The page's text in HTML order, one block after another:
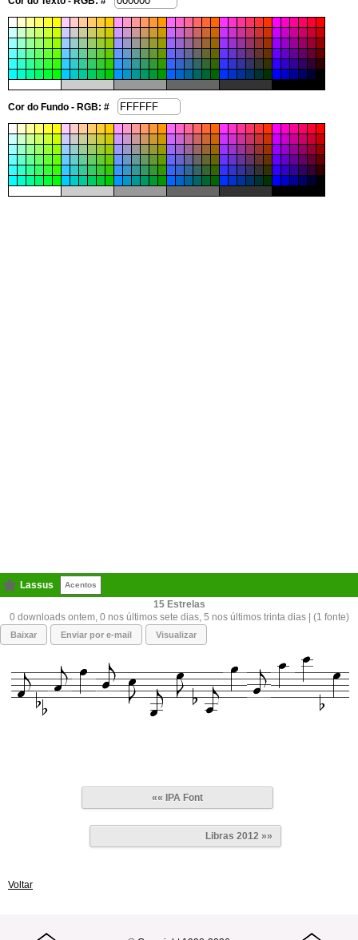
Cor do Fundo - RGB: #
Lassus Acentos
15
0 downloads ontem, 0 nos últimos sete dias, 5 nos últimos trinta dias | (1 fonte)
Baixar Enviar por e-mail Visualizar
«« IPA Font
Libras 2012 »»
Voltar